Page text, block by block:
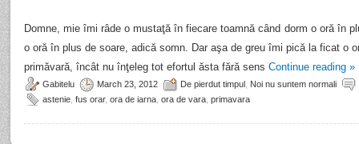
Domne, mie îmi râde o mustaţă în fiecare toamnă când dorm o oră în
o oră în plus de soare, adică somn. Dar aşa de greu îmi pică la ficat o
primăvară, încât nu înţeleg tot efortul ăsta fără sens Continue reading »
Gabitelu March 23, 2012 De pierdut timpul Noi nu suntem normali
astenie fus orar, ora de iarna ora de vara primavara